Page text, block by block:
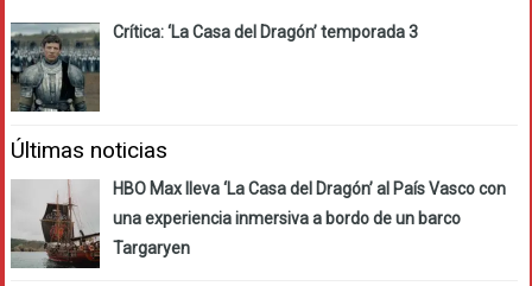
Crítica: ‘La Casa del Dragón’ temporada 3
Últimas noticias
HBO Max lleva ‘La Casa del Dragón’ al País Vasco con
una experiencia inmersiva a bordo de un barco
Targaryen